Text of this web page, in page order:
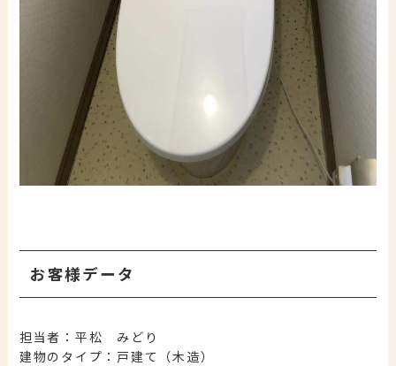
お客様データ
担当者：平松 みどり
建物のタイプ：戸建て（木造）